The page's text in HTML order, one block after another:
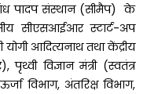
पादप संस्थान (सीमैप) के
सीएसआईआर स्टार्ट-अप
आदित्यनाथ तथा केंद्रीय
पृथ्वी विज्ञान मंत्री (स्वतंत्र
विभाग, अंतरिक्ष विभाग,